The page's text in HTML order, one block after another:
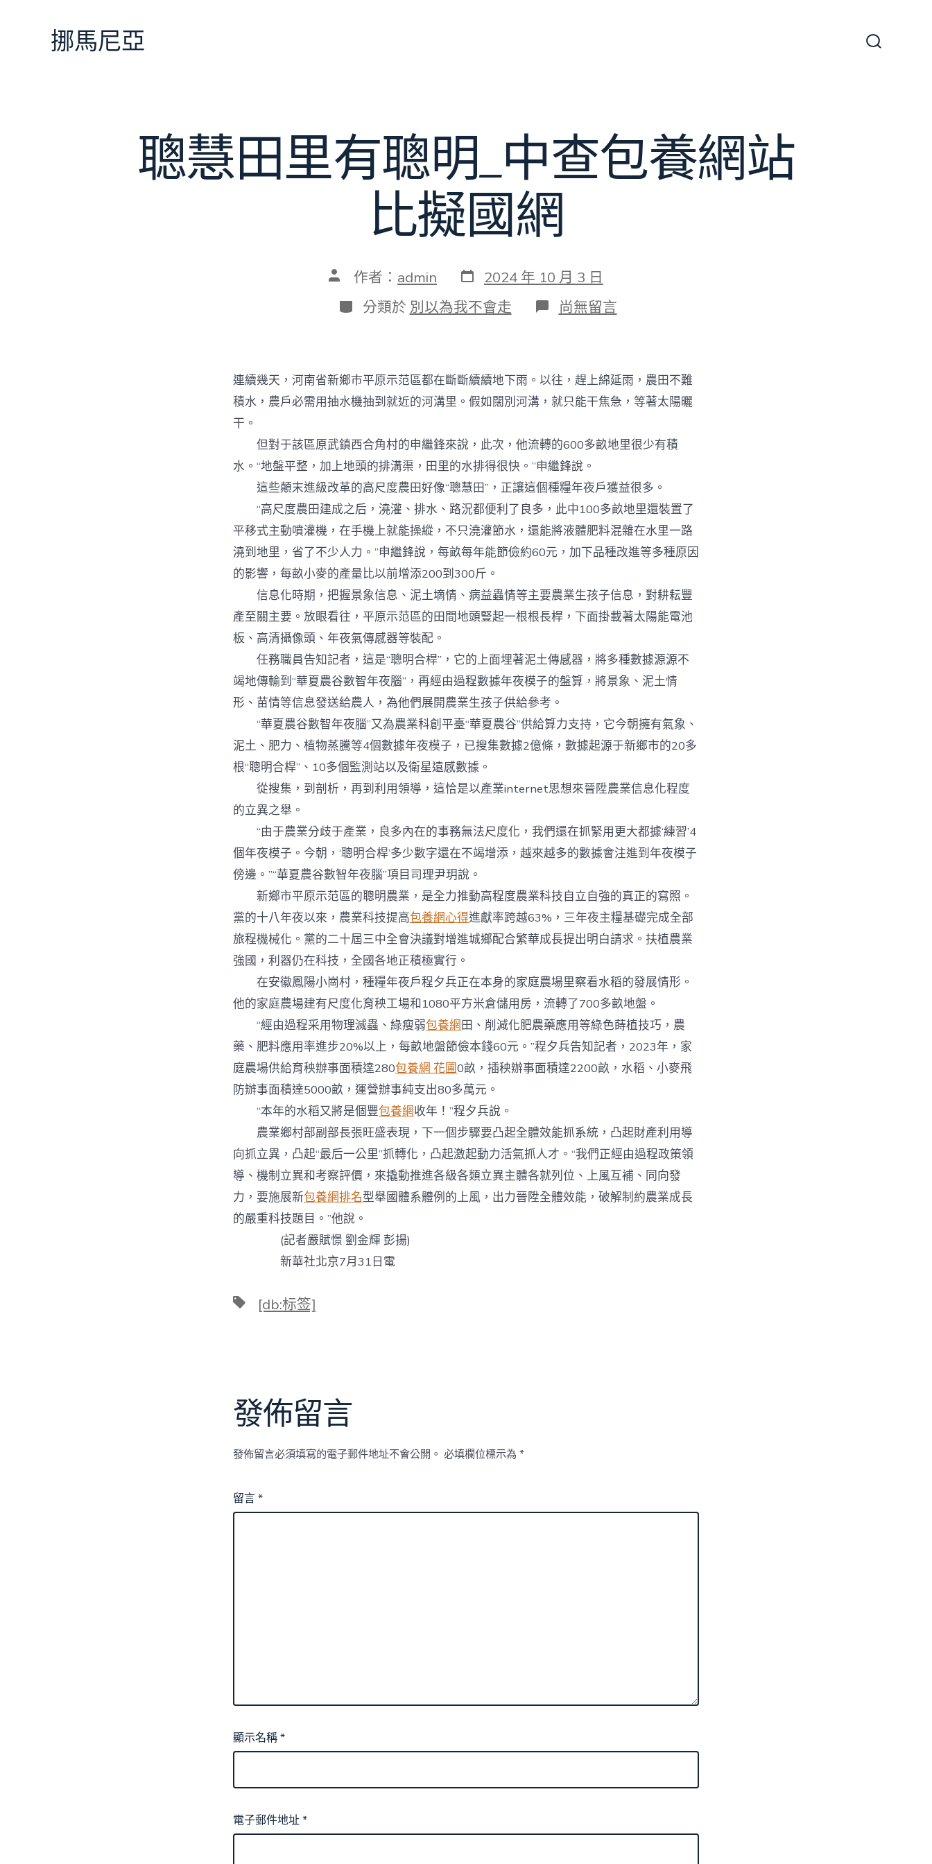
挪馬尼亞
聰慧田里有聰明_中查包養網站
比擬國網
文
作
者
作者： admin 發
表
日
期
2024 年 10 月 3 日
分
類
分類於 別以為我不會走 在
〈聰
有
聰
明
查
包
養
網
站
比
擬
國
網〉
尚無留言
連續幾天，河南省新鄉市平原示范區都在斷斷續續地下雨。以往，趕上綿延雨，農田不難
積水，農戶必需用抽水機抽到就近的河溝里。假如闊別河溝，就只能干焦急，等著太陽曬
干。
但對于該區原武鎮西合角村的申繼鋒來說，此次，他流轉的600多畝地里很少有積
水。“地盤平整，加上地頭的排溝渠，田里的水排得很快。”申繼鋒說。
這些顛末進級改革的高尺度農田好像“聰慧田”，正讓這個種糧年夜戶獲益很多。
“高尺度農田建成之后，澆灌、排水、路況都便利了良多，此中100多畝地里還裝置了
平移式主動噴灌機，在手機上就能操縱，不只澆灌節水，還能將液體肥料混雜在水里一路
澆到地里，省了不少人力。”申繼鋒說，每畝每年能節儉約60元，加下品種改進等多種原因
的影響，每畝小麥的產量比以前增添200到300斤。
信息化時期，把握景象信息、泥土墑情、病益蟲情等主要農業生孩子信息，對耕耘豐
產至關主要。放眼看往，平原示范區的田間地頭豎起一根根長桿，下面掛載著太陽能電池
板、高清攝像頭、年夜氣傳感器等裝配。
任務職員告知記者，這是“聰明合桿”，它的上面埋著泥土傳感器，將多種數據源源不
竭地傳輸到“華夏農谷數智年夜腦”，再經由過程數據年夜模子的盤算，將景象、泥土情
形、苗情等信息發送給農人，為他們展開農業生孩子供給參考。
“華夏農谷數智年夜腦”又為農業科創平臺“華夏農谷”供給算力支持，它今朝擁有氣象、
泥土、肥力、植物蒸騰等4個數據年夜模子，已搜集數據2億條，數據起源于新鄉市的20多
根“聰明合桿”、10多個監測站以及衛星遠感數據。
從搜集，到剖析，再到利用領導，這恰是以產業internet思想來晉陞農業信息化程度
的立異之舉。
“由于農業分歧于產業，良多內在的事務無法尺度化，我們還在抓緊用更大都據‘練習’4
個年夜模子。今朝，‘聰明合桿’多少數字還在不竭增添，越來越多的數據會注進到年夜模子
傍邊。”“華夏農谷數智年夜腦”項目司理尹玥說。
新鄉市平原示范區的聰明農業，是全力推動高程度農業科技自立自強的真正的寫照。
黨的十八年夜以來，農業科技提高包養網心得進獻率跨越63%，三年夜主糧基礎完成全部
旅程機械化。黨的二十屆三中全會決議對增進城鄉配合繁華成長提出明白請求。扶植農業
強國，利器仍在科技，全國各地正積極實行。
在安徽鳳陽小崗村，種糧年夜戶程夕兵正在本身的家庭農場里察看水稻的發展情形。
他的家庭農場建有尺度化育秧工場和1080平方米倉儲用房，流轉了700多畝地盤。
“經由過程采用物理滅蟲、綠瘦弱包養網田、削減化肥農藥應用等綠色蒔植技巧，農
藥、肥料應用率進步20%以上，每畝地盤節儉本錢60元。”程夕兵告知記者，2023年，家
庭農場供給育秧辦事面積達280包養網 花圃0畝，插秧辦事面積達2200畝，水稻、小麥飛
防辦事面積達5000畝，運營辦事純支出80多萬元。
“本年的水稻又將是個豐包養網收年！”程夕兵說。
農業鄉村部副部長張旺盛表現，下一個步驟要凸起全體效能抓系統，凸起財產利用導
向抓立異，凸起“最后一公里”抓轉化，凸起激起動力活氣抓人才。“我們正經由過程政策領
導、機制立異和考察評價，來撬動推進各級各類立異主體各就列位、上風互補、同向發
力，要施展新包養網排名型舉國體系體例的上風，出力晉陞全體效能，破解制約農業成長
的嚴重科技題目。”他說。
(記者嚴賦憬 劉金輝 彭揚)
新華社北京7月31日電
標 [db:标签]
發佈留言
發佈留言必須填寫的電子郵件地址不會公開。 必填欄位標示為 *
留言*
顯示名稱*
電子郵件地址*